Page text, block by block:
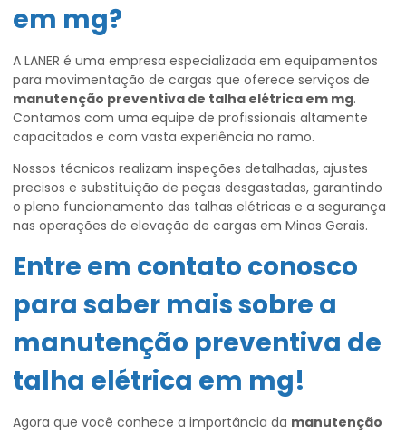
em mg?
A LANER é uma empresa especializada em equipamentos
para movimentação de cargas que oferece serviços de
manutenção preventiva de talha elétrica em mg.
Contamos com uma equipe de profissionais altamente
capacitados e com vasta experiência no ramo.
Nossos técnicos realizam inspeções detalhadas, ajustes
precisos e substituição de peças desgastadas, garantindo
o pleno funcionamento das talhas elétricas e a segurança
nas operações de elevação de cargas em Minas Gerais.
Entre em contato conosco
para saber mais sobre a
manutenção preventiva de
talha elétrica em mg!
Agora que você conhece a importância da manutenção